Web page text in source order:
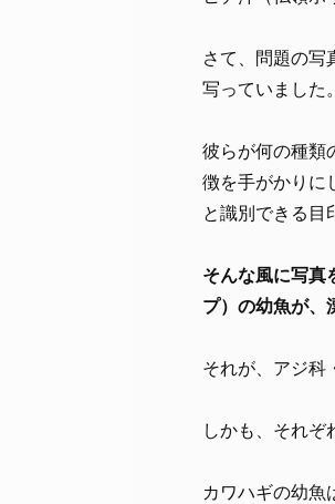
さて、問題の写
写っていました
彼らが何の種類
徴を手がかりに
と識別できる目
そんな風に写真
プ）の幼魚が、
それが、アジ科
しかも、それぞ
カワハギの幼魚